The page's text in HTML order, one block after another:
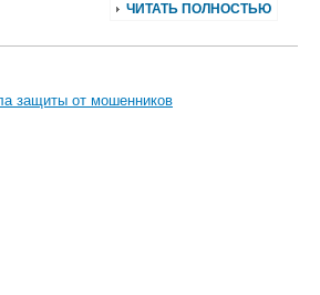
ЧИТАТЬ ПОЛНОСТЬЮ
защиты от мошенников